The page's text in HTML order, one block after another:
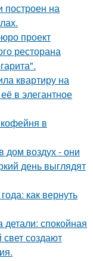
построен на
проект
ресторана
квартиру на
в элегантное
в
дом воздух - они
день выглядят
как вернуть
спокойная
создают